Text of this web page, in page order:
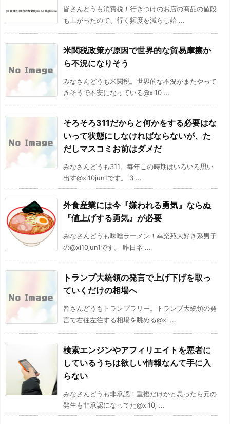
皆さんどうも消費税！行きつけのお店の商品の値段
も上がったので、行く頻度を減らし始 ...
米関税政策が原因で世界的な貿易摩擦か
ら不況になりそう
みなさんどうも米関税。世界的な不況がまたやって
きそうで不安になっている@xi10 ...
そろそろ311だからと何かをする必要はな
いって状態にしなければならないが、た
だしマスコミお前はダメだ
みなさんどうも311。毎年この時期はいろいろ思い
出す@xi10jun1です。 3 ...
外食産業には今『嫌われる勇気』ならぬ
『値上げする勇気』が必要
みなさんどうも味噌ラーメン！幸楽苑大好き系男子
の@xi10jun1です。 昨日ネ ...
トランプ大統領の発言で上げ下げを取っ
ていくだけの相場へ
皆さんどうもトランプラリー。トランプ大統領の発
言で右往左往する相場を眺める@xi ...
検索エンジンやアフィリエイトを悪者に
しているうちは欲しい情報なんて手に入
らない
みなさんどうも非承認！重複だけかと思ったら元の
発生も非承認になってた@xi10j ...